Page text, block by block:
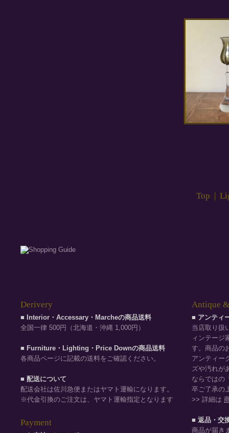
Top |
Derivery
■ Interior・Accessary・Marcheの商品送料
全国一律 500円（北海道・沖縄 1,000円）
■ Furniture・Lighting・Price Downの商品送料
各商品ページに記載の送料をご確認ください。
■ 配送について
配送会社は佐川急便またはヤマト運輸になります。
※代金引換のご注文は、ヤマト運輸指定となります
Payment
Antique
■ アンティ
当店取り扱
ィンテージ
す。商品の
アンティー
ズや汚れが
ならではの
卒ご了承の
>> 詳細は
■ 返品・交
商品が届き